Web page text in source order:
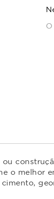
o melhor